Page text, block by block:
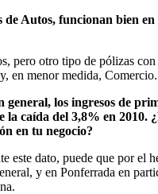
de Autos, funcionan bien
pero otro tipo de pólizas con
en menor medida, Comercio.
general, los ingresos de
la caída del 3,8% en 2010.
en tu negocio?
este dato, puede que por el
y en Ponferrada en